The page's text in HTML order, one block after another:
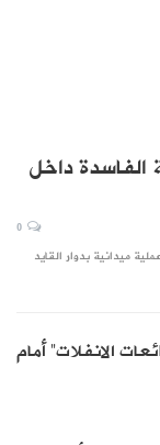
داخل
ميدانية بدوار القايد
الانفلات” أمام